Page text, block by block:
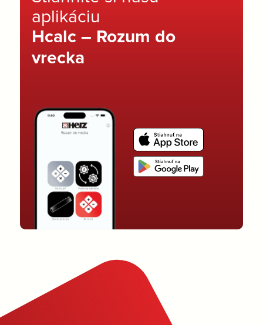
aplikáciu
Hcalc – Rozum do
vrecka